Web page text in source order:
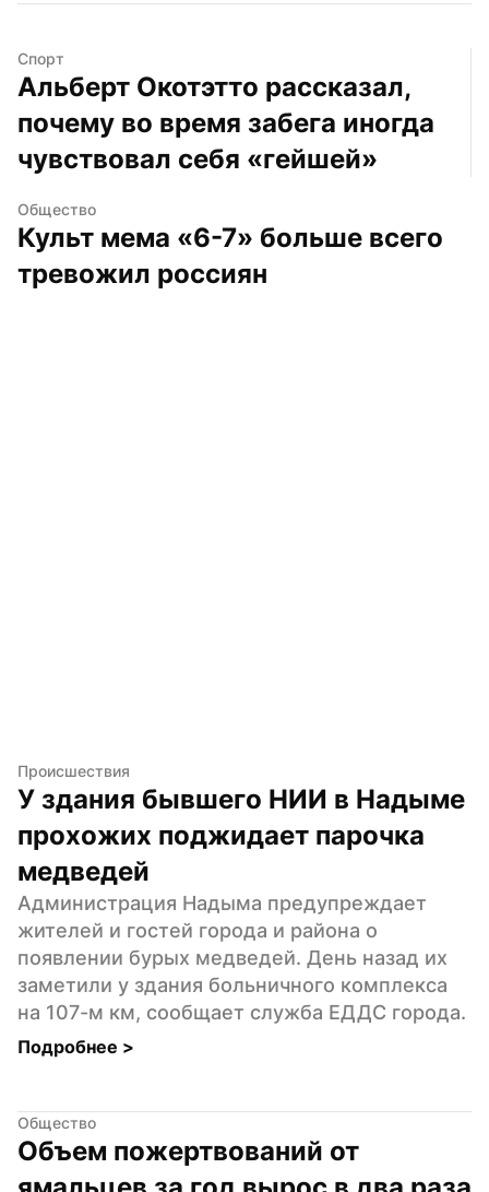
Спорт
Альберт Окотэтто рассказал,
почему во время забега иногда
чувствовал себя «гейшей»
Общество
Культ мема «6-7» больше всего
тревожил россиян
Происшествия
У здания бывшего НИИ в Надыме
прохожих поджидает парочка
медведей
Администрация Надыма предупреждает
жителей и гостей города и района о
появлении бурых медведей. День назад их
заметили у здания больничного комплекса
на 107-м км, сообщает служба ЕДДС города.
Подробнее >
Общество
Объем пожертвований от